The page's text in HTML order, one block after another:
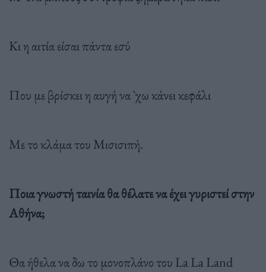
Κι η αιτία είσαι πάντα εσύ
Που με βρίσκει η αυγή να `χω κάνει κεφάλι
Με το κλάμα του Μισισιπή.
Ποια γνωστή ταινία θα θέλατε να έχει γυριστεί στην
Αθήνα;
Θα ήθελα να δω το μονοπλάνο του La La Land